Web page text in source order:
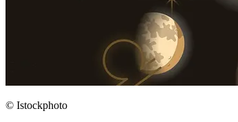
© Istockphoto